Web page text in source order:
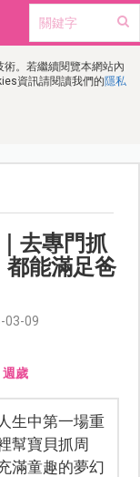
。若繼續閱覽本網站內
資訊請閱讀我們的隱私
去專門抓
都能滿足爸
03-09
週歲
生中第一場重
幫寶貝抓周
滿童趣的夢幻